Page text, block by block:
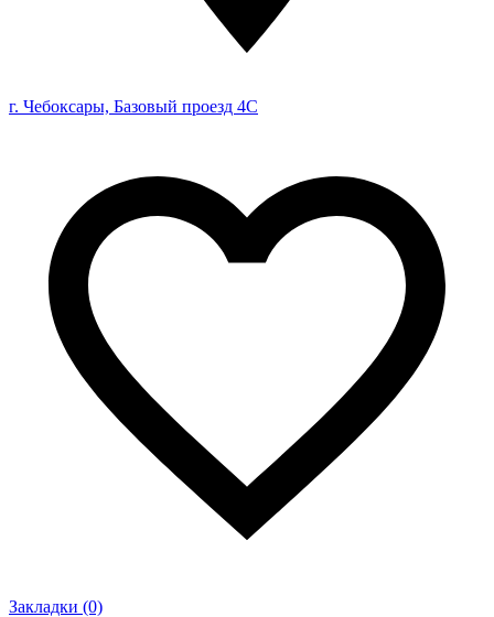
г. Чебоксары, Базовый проезд 4С
Закладки (0)